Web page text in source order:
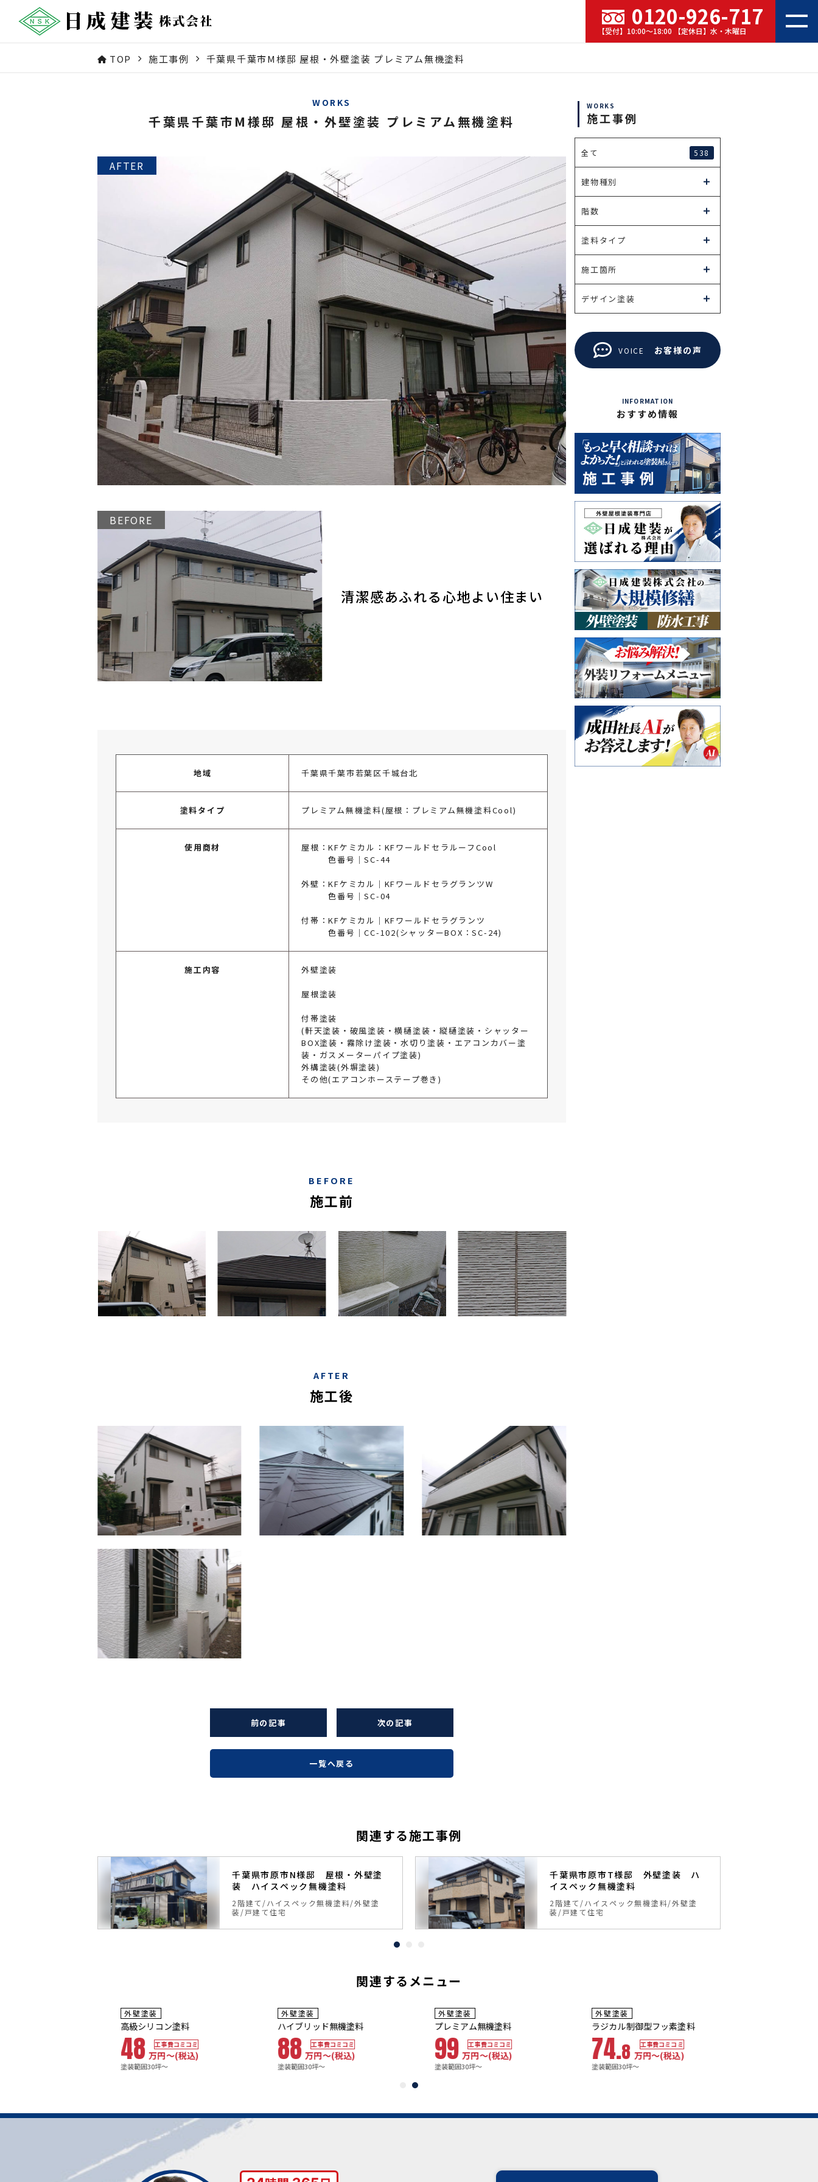
0120-926-717
【受付】10:00～18:00 【定休日】水・木曜日
TOP 施工事例 千葉県千葉市M様邸 屋根・外壁塗装 プレミアム無機塗料
WORKS
千葉県千葉市M様邸 屋根・外壁塗装 プレミアム無機塗料
清潔感あふれる心地よい住まい
地域 千葉県千葉市若葉区千城台北
塗料タイプ プレミアム無機塗料(屋根：プレミアム無機塗料Cool)
使用商材
屋根：KFケミカル：KFワールドセラルーフCool
色番号｜SC-44
外壁：KFケミカル｜KFワールドセラグランツW
色番号｜SC-04
付帯：KFケミカル｜KFワールドセラグランツ
色番号｜CC-102(シャッターBOX：SC-24)
施工内容 外壁塗装
屋根塗装
付帯塗装
(軒天塗装・破風塗装・横樋塗装・縦樋塗装・シャッター
BOX塗装・霧除け塗装・水切り塗装・エアコンカバー塗
装・ガスメーターパイプ塗装)
外構塗装(外塀塗装)
その他(エアコンホーステープ巻き)
BEFORE
施工前
AFTER
施工後
前の記事 次の記事
一覧へ戻る
WORKS
施工事例
全て 538
建物種別
階数
塗料タイプ
施工箇所
デザイン塗装
VOICE お客様の声
INFORMATION
おすすめ情報
関連する施工事例
千葉県市原市N様邸 屋根・外壁塗
装 ハイスペック無機塗料
2階建て ハイスペック無機塗料 外壁塗
装 戸建て住宅
千葉県市原市T様邸 外壁塗装 ハ
イスペック無機塗料
2階建て ハイスペック無機塗料 外壁塗
装 戸建て住宅
関連するメニュー
耐用年数
10年
外壁塗装
高級シリコン塗料
48 万円〜(税込)
工事費コミコミ
塗装範囲30坪～
耐用年数
16~20年
外壁塗装
ハイブリッド無機塗料
88 万円〜(税込)
工事費コミコミ
塗装範囲30坪～
耐用年数
20年~25年
外壁塗装
プレミアム無機塗料
99 万円〜(税込)
工事費コミコミ
塗装範囲30坪～
耐用年数
13~15年
外壁塗装
ラジカル制御型フッ素塗料
74.8 万円〜(税込)
工事費コミコミ
塗装範囲30坪～